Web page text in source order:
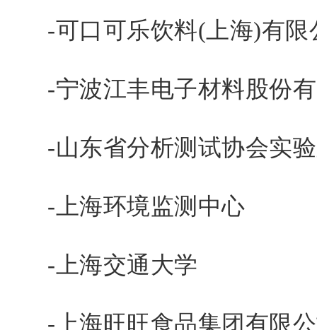
-可口可乐饮料(上海)有限
-宁波江丰电子材料股份有
-山东省分析测试协会实验
-上海环境监测中心
-上海交通大学
-上海旺旺食品集团有限